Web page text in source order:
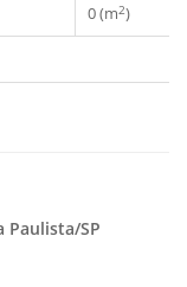
0 (m2)
Paulista/SP